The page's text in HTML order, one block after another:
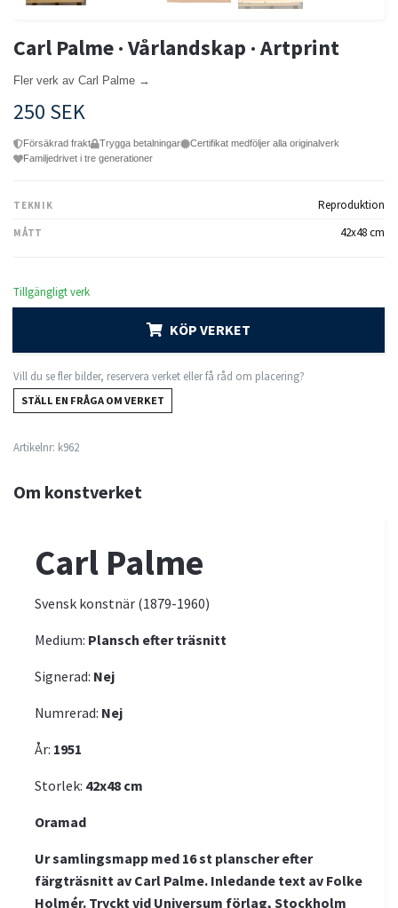
Carl Palme · Vårlandskap · Artprint
Fler verk av Carl Palme →
250 SEK
Försäkrad frakt Trygga betalningar
Certifikat medföljer alla originalverk
Familjedrivet i tre generationer
TEKNIK Reproduktion
MÅTT 42x48 cm
Tillgängligt verk
KÖP VERKET
Vill du se fler bilder, reservera verket eller få råd om placering?
STÄLL EN FRÅGA OM VERKET
Artikelnr: k962
Om konstverket
Carl Palme
Svensk konstnär (1879-1960)
Medium: Plansch efter träsnitt
Signerad: Nej
Numrerad: Nej
År: 1951
Storlek: 42x48 cm
Oramad
Ur samlingsmapp med 16 st planscher efter
färgträsnitt av Carl Palme. Inledande text av Folke
Holmér. Tryckt vid Universum förlag, Stockholm